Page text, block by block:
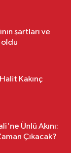
şartları ve
oldu
Kakınç
Ünlü Akını:
Çıkacak?